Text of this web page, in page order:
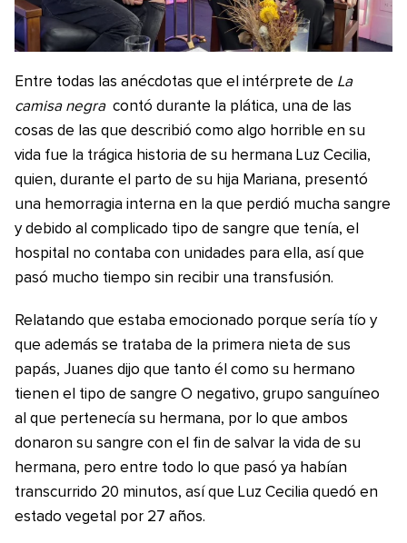
Entre todas las anécdotas que el intérprete de La
camisa negra contó durante la plática, una de las
cosas de las que describió como algo horrible en su
vida fue la trágica historia de su hermana Luz Cecilia,
quien, durante el parto de su hija Mariana, presentó
una hemorragia interna en la que perdió mucha sangre
y debido al complicado tipo de sangre que tenía, el
hospital no contaba con unidades para ella, así que
pasó mucho tiempo sin recibir una transfusión.
Relatando que estaba emocionado porque sería tío y
que además se trataba de la primera nieta de sus
papás, Juanes dijo que tanto él como su hermano
tienen el tipo de sangre O negativo, grupo sanguíneo
al que pertenecía su hermana, por lo que ambos
donaron su sangre con el fin de salvar la vida de su
hermana, pero entre todo lo que pasó ya habían
transcurrido 20 minutos, así que Luz Cecilia quedó en
estado vegetal por 27 años.